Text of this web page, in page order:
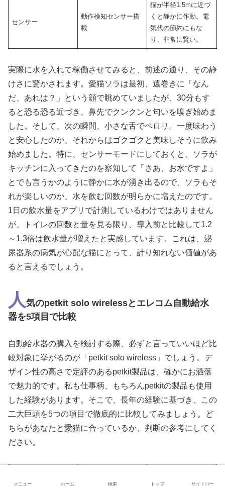
センサー
動作検知センサー搭
載
猫が半径1.5mに近づ
くと静かに作動。電
気代の節約にもな
り、非常に賢い。
実際に水を入れて稼働させてみると、前述の通り、その静
けさに驚かされます。愛猫ソラは最初、遠巻きに「なん
だ、あれは？」という顔で眺めていましたが、30分もす
ると恐る恐る近づき、鼻先でクンクンと匂いを嗅ぎ始めま
した。そして、次の瞬間、小さな舌でペロリ。一度味わう
と安心したのか、それからはゴクゴクと美味しそうに飲み
始めました。特に、センサーモードにしておくと、ソラが
キッチンに入ってきたのを察知して「さあ、お水ですよ」
とでも言うかのように静かに水が湧き出るので、ソラもそ
れが楽しいのか、水を飲む回数が明らかに増えたのです。
1日の飲水量をアプリで計測しているわけではありません
が、トイレの回数と量を見る限り、導入前と比較して1.2
～1.3倍は飲水量が増えたと実感しています。これは、泌
尿器系の病気が心配な猫にとって、計り知れない価値があ
ると言えるでしょう。
人気のpetkit solo wirelessとエレコム自動給水
器を5項目で比較
自動給水器の購入を検討する際、必ずと言っていいほど比
較対象に挙がるのが「petkit solo wireless」でしょう。デ
ザイン性の高さで定評のあるpetkit製品は、確かにお洒落
で魅力的です。私も仕事柄、もちろんpetkitの製品も使用
した経験があります。そこで、長年の経験に基づき、この
二大巨頭を5つの項目で徹底的に比較してみましょう。ど
ちらがあなたと愛猫に合っているか、判断の参考にしてく
ださい。
比較項目
アクア (PET
petkit solo wireless
メニュー ホーム 検索 トップ サイドバー